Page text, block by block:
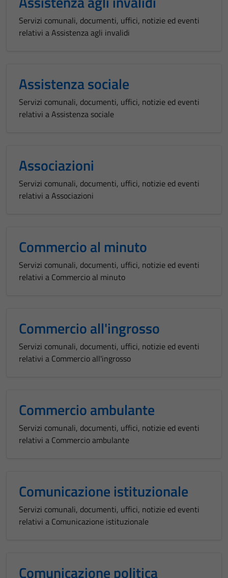
Servizi comunali, documenti, uffici, notizie ed eventi
relativi a Assistenza agli invalidi
Assistenza sociale
Servizi comunali, documenti, uffici, notizie ed eventi
relativi a Assistenza sociale
Associazioni
Servizi comunali, documenti, uffici, notizie ed eventi
relativi a Associazioni
Commercio al minuto
Servizi comunali, documenti, uffici, notizie ed eventi
relativi a Commercio al minuto
Commercio all'ingrosso
Servizi comunali, documenti, uffici, notizie ed eventi
relativi a Commercio all'ingrosso
Commercio ambulante
Servizi comunali, documenti, uffici, notizie ed eventi
relativi a Commercio ambulante
Comunicazione istituzionale
Servizi comunali, documenti, uffici, notizie ed eventi
relativi a Comunicazione istituzionale
Comunicazione politica